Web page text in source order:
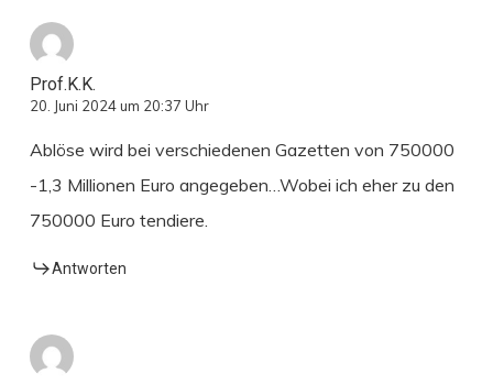
Prof.K.K.
20. Juni 2024 um 20:37 Uhr
Ablöse wird bei verschiedenen Gazetten von 750000
-1,3 Millionen Euro angegeben…Wobei ich eher zu den
750000 Euro tendiere.
Antworten